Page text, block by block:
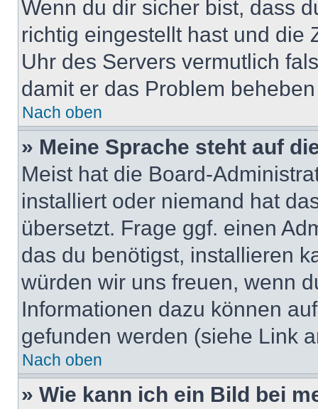
Wenn du dir sicher bist, dass
richtig eingestellt hast und die
Uhr des Servers vermutlich
damit er das Problem
Nach oben
» Meine Sprache steht auf
Meist hat die Board-
installiert oder niemand hat
übersetzt. Frage ggf. einen
das du benötigst, installieren
würden wir uns freuen, wenn
Informationen dazu können
gefunden werden (siehe Link
Nach oben
» Wie kann ich ein Bild bei